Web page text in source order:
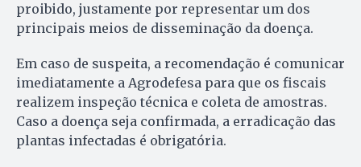
proibido, justamente por representar um dos
principais meios de disseminação da doença.
Em caso de suspeita, a recomendação é comunicar
imediatamente a Agrodefesa para que os fiscais
realizem inspeção técnica e coleta de amostras.
Caso a doença seja confirmada, a erradicação das
plantas infectadas é obrigatória.